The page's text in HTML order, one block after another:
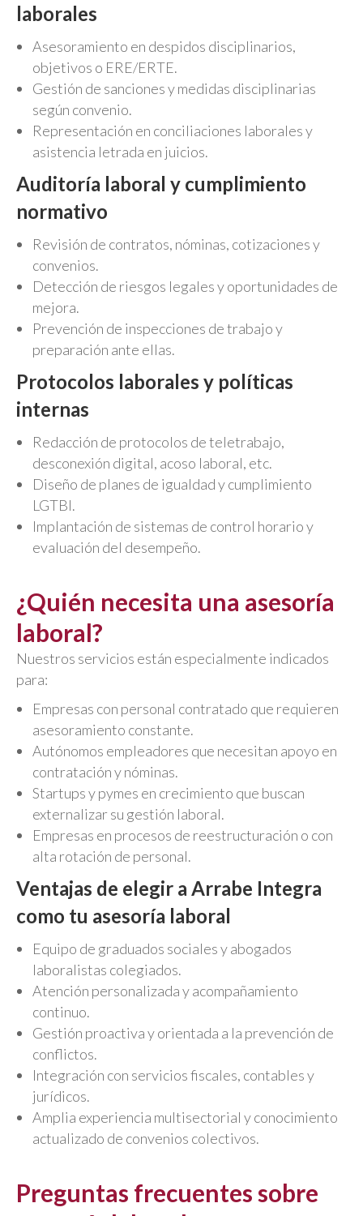
laborales
Asesoramiento en despidos disciplinarios,
objetivos o ERE/ERTE.
Gestión de sanciones y medidas disciplinarias
según convenio.
Representación en conciliaciones laborales y
asistencia letrada en juicios.
Auditoría laboral y cumplimiento
normativo
Revisión de contratos, nóminas, cotizaciones y
convenios.
Detección de riesgos legales y oportunidades de
mejora.
Prevención de inspecciones de trabajo y
preparación ante ellas.
Protocolos laborales y políticas
internas
Redacción de protocolos de teletrabajo,
desconexión digital, acoso laboral, etc.
Diseño de planes de igualdad y cumplimiento
LGTBI.
Implantación de sistemas de control horario y
evaluación del desempeño.
¿Quién necesita una asesoría
laboral?
Nuestros servicios están especialmente indicados
para:
Empresas con personal contratado que requieren
asesoramiento constante.
Autónomos empleadores que necesitan apoyo en
contratación y nóminas.
Startups y pymes en crecimiento que buscan
externalizar su gestión laboral.
Empresas en procesos de reestructuración o con
alta rotación de personal.
Ventajas de elegir a Arrabe Integra
como tu asesoría laboral
Equipo de graduados sociales y abogados
laboralistas colegiados.
Atención personalizada y acompañamiento
continuo.
Gestión proactiva y orientada a la prevención de
conflictos.
Integración con servicios fiscales, contables y
jurídicos.
Amplia experiencia multisectorial y conocimiento
actualizado de convenios colectivos.
Preguntas frecuentes sobre